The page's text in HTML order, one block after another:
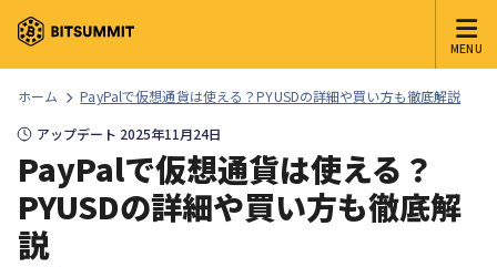
MENU
ホーム
PayPalで仮想通貨は使える？PYUSDの詳細や買い方も徹底解説
アップデート 2025年11月24日
PayPalで仮想通貨は使える？
PYUSDの詳細や買い方も徹底解
説